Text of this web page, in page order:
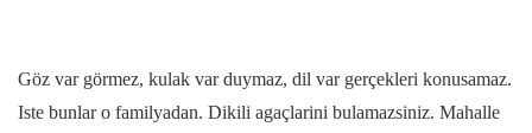
Göz var görmez, kulak var duymaz, dil var gerçekleri konusamaz.
Iste bunlar o familyadan. Dikili agaçlarini bulamazsiniz. Mahalle